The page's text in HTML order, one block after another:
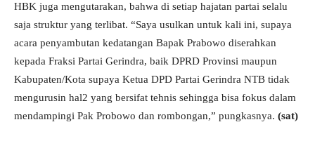
HBK juga mengutarakan, bahwa di setiap hajatan partai selalu
saja struktur yang terlibat. “Saya usulkan untuk kali ini, supaya
acara penyambutan kedatangan Bapak Prabowo diserahkan
kepada Fraksi Partai Gerindra, baik DPRD Provinsi maupun
Kabupaten/Kota supaya Ketua DPD Partai Gerindra NTB tidak
mengurusin hal2 yang bersifat tehnis sehingga bisa fokus dalam
mendampingi Pak Probowo dan rombongan,” pungkasnya. (sat)